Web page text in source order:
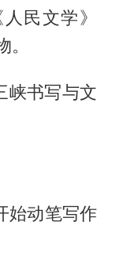
民文学》
峡书写与文
始动笔写作